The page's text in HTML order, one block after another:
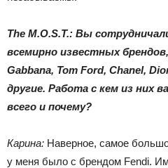
The M.O.S.T.: Вы
всемирно известных
Gabbana, Tom Ford, Chanel,
другие. Работа с кем из них
всего и почему?
Карина: Наверное, самое
у меня было с брендом Fendi.